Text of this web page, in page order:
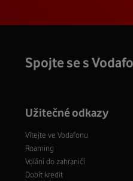
Spojte se s
Užitečné odkazy
Vítejte ve Vodafonu
Roaming
Volání do zahraničí
Dobít kredit